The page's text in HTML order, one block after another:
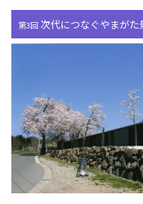
第3回次代につなぐやまがた